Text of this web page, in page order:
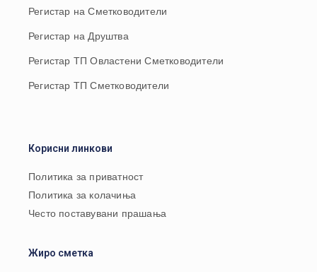
Регистар на Сметководители
Регистар на Друштва
Регистар ТП Овластени Сметководители
Регистар ТП Сметководители
Корисни линкови
Политика за приватност
Политика за колачиња
Често поставувани прашања
Жиро сметка